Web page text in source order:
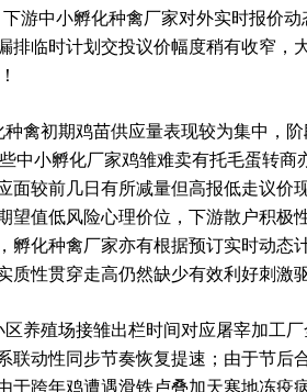
游中小孵化种禽厂家对外实时报价
排临时计划交投议价幅度稍有收窄，
禽初期鸡苗供应量表现较为集中，
中小孵化厂家鸡雏难卖有托毛蛋转商
面较前几日有所减量但高报低走议价
望值低风险心理价位，下游散户积极
孵化种禽厂家亦有根据预订实时动态
质性贯穿走高仍然缺少有效利好刺激
养殖场接雏出栏时间对应屠宰加工
联动性同步节奏恢复提速；由于节后
于跨年鸡遭遇滑铁卢叠加天寒地冻疫